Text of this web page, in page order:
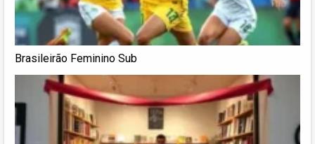
Brasileirão Feminino Sub